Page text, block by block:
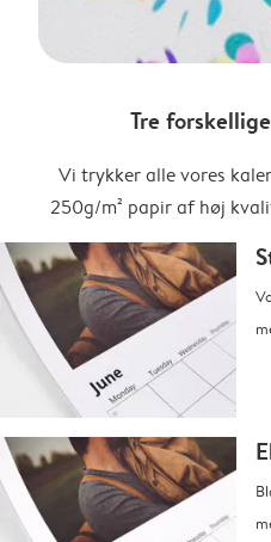
Tre
Vi trykker alle vores
250g/m² papir af høj